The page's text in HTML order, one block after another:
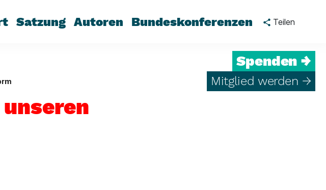
Satzung Autoren Bundeskonferenzen Teilen
Spenden →
Mitglied werden →